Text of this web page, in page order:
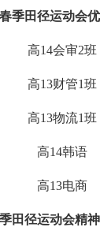
季田径运动会
高14会审2班
高13财管1班
高13物流1班
高14韩语
高13电商
田径运动会精